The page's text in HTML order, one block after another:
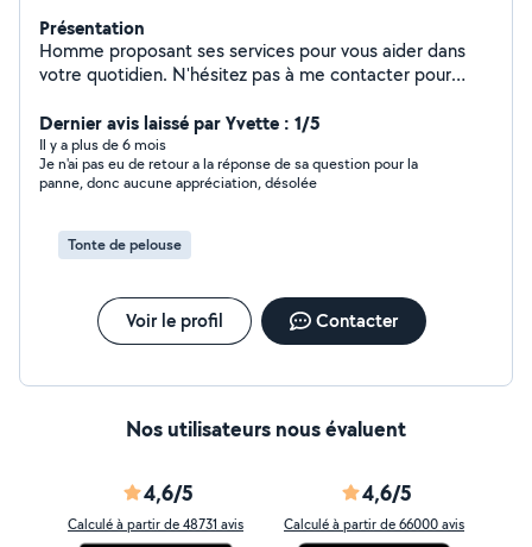
Présentation
Homme proposant ses services pour vous aider dans
votre quotidien. N'hésitez pas à me contacter pour
Je suis à votre disposition
Dernier avis laissé par Yvette : 1/5
Il y a plus de 6 mois
Je n'ai pas eu de retour a la réponse de sa question pour la
panne, donc aucune appréciation, désolée
Tonte de pelouse
Voir le profil Contacter
Nos utilisateurs nous évaluent
4,6/5
Calculé à partir de 48731 avis
4,6/5
Calculé à partir de 66000 avis